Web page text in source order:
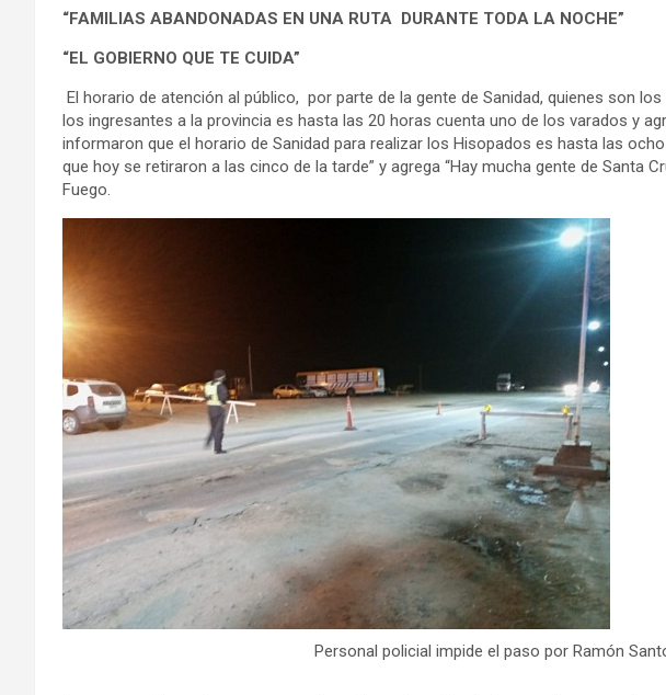
“FAMILIAS ABANDONADAS EN UNA RUTA DURANTE TODA LA NOCHE”
“EL GOBIERNO QUE TE CUIDA”
El horario de atención al público, por parte de la gente de Sanidad, quienes son
los ingresantes a la provincia es hasta las 20 horas cuenta uno de los varados y
informaron que el horario de Sanidad para realizar los Hisopados es hasta las
que hoy se retiraron a las cinco de la tarde” y agrega “Hay mucha gente de Santa
Fuego.
Personal policial impide el paso por Ramón